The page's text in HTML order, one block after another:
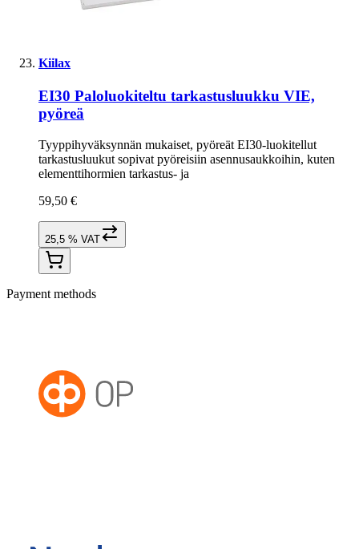
Kiilax
EI30 Paloluokiteltu tarkastusluukku VIE,
pyöreä
Tyyppihyväksynnän mukaiset, pyöreät EI30-luokitellut
tarkastusluukut sopivat pyöreisiin asennusaukkoihin, kuten
elementtihormien tarkastus- ja
59,50 €
25,5 % VAT
Payment methods